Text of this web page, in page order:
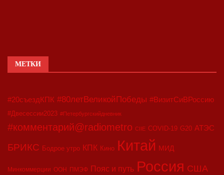
МЕТКИ
#20съездКПК #80летВеликойПобеды #ВизитСиВРоссию
#Двесессии2023 #Петербургскийдневник
#комментарий@radiometro CIIE COVID-19 G20 АТЭС
БРИКС Бодрое утро КПК Кино Китай МИД
Минкоммерции ООН ПМЭФ Пояс и путь Россия США